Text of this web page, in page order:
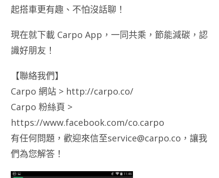
起搭車更有趣、不怕沒話聊！
現在就下載 Carpo App，一同共乘，節能減碳，認
識好朋友！
【聯絡我們】
Carpo 網站 > http://carpo.co/
Carpo 粉絲頁 >
https://www.facebook.com/co.carpo
有任何問題，歡迎來信至service@carpo.co ，讓我
們為您解答！